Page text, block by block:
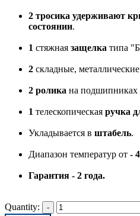
2 тросика удерживают
состоянии.
1 стяжная защелка типа
2 складные, металлические
2 ролика на подшипниках
1 телескопическая ручка
Укладывается в штабель.
Диапазон температур от -
Гарантия - 2 года.
Quantity: